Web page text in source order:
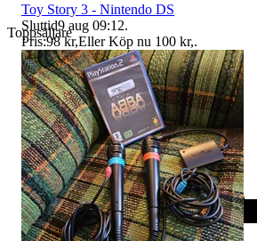
Toppsäljare
Toy Story 3 - Nintendo DS
Sluttid9 aug 09:12.
Pris:98 kr,Eller Köp nu 100 kr,.